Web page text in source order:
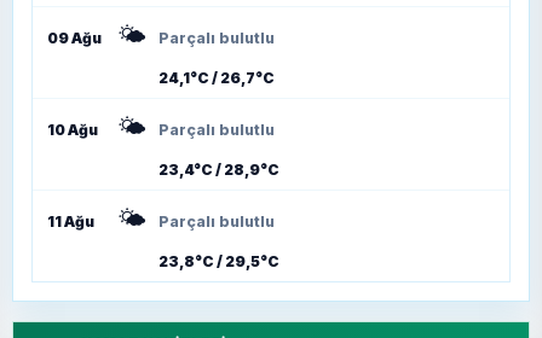
09 Ağu 🌤️ Parçalı bulutlu
24,1°C / 26,7°C
10 Ağu 🌤️ Parçalı bulutlu
23,4°C / 28,9°C
11 Ağu 🌤️ Parçalı bulutlu
23,8°C / 29,5°C